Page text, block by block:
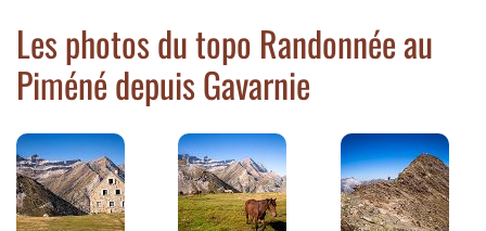
Les photos du topo Randonnée au
Piméné depuis Gavarnie